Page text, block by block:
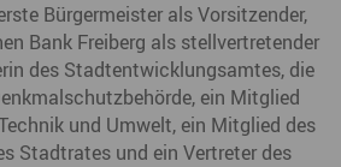
Bürgermeister als Vorsitzender,
Bank Freiberg als stellvertretender
des Stadtentwicklungsamtes, die
ein Mitglied
und Umwelt, ein Mitglied des
Stadtrates und ein Vertreter des